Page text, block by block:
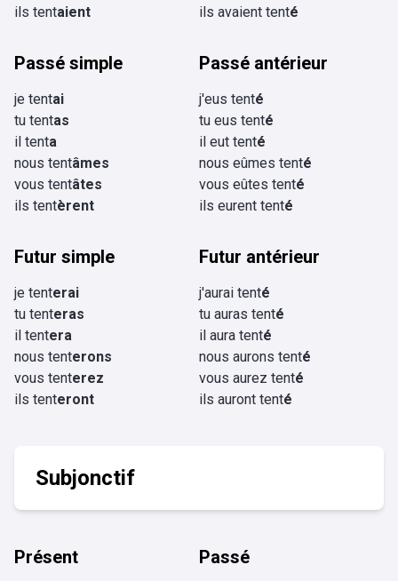
ils tentaient
ils avaient tenté
Passé simple
je tentai
tu tentas
il tenta
nous tentâmes
vous tentâtes
ils tentèrent
Passé antérieur
j'eus tenté
tu eus tenté
il eut tenté
nous eûmes tenté
vous eûtes tenté
ils eurent tenté
Futur simple
je tenterai
tu tenteras
il tentera
nous tenterons
vous tenterez
ils tenteront
Futur antérieur
j'aurai tenté
tu auras tenté
il aura tenté
nous aurons tenté
vous aurez tenté
ils auront tenté
Subjonctif
Présent Passé